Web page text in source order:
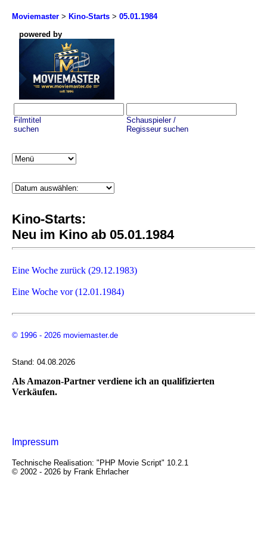
Moviemaster > Kino-Starts > 05.01.1984
powered by
Filmtitel
suchen
Schauspieler /
Regisseur suchen
Kino-Starts:
Neu im Kino ab 05.01.1984
Eine Woche zurück (29.12.1983)
Eine Woche vor (12.01.1984)
© 1996 - 2026 moviemaster.de
Stand: 04.08.2026
Als Amazon-Partner verdiene ich an qualifizierten
Verkäufen.
Impressum
Technische Realisation: "PHP Movie Script" 10.2.1
© 2002 - 2026 by Frank Ehrlacher